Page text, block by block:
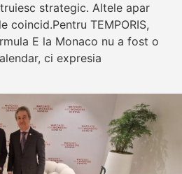
strategic. Altele apar
coincid.Pentru TEMPORIS,
E la Monaco nu a fost o
ci expresia